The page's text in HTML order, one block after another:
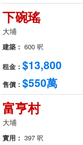
下碗瑤
大埔
建築： 600 呎
租金： $13,800
售價： $550萬
富亨村
大埔
實用： 397 呎